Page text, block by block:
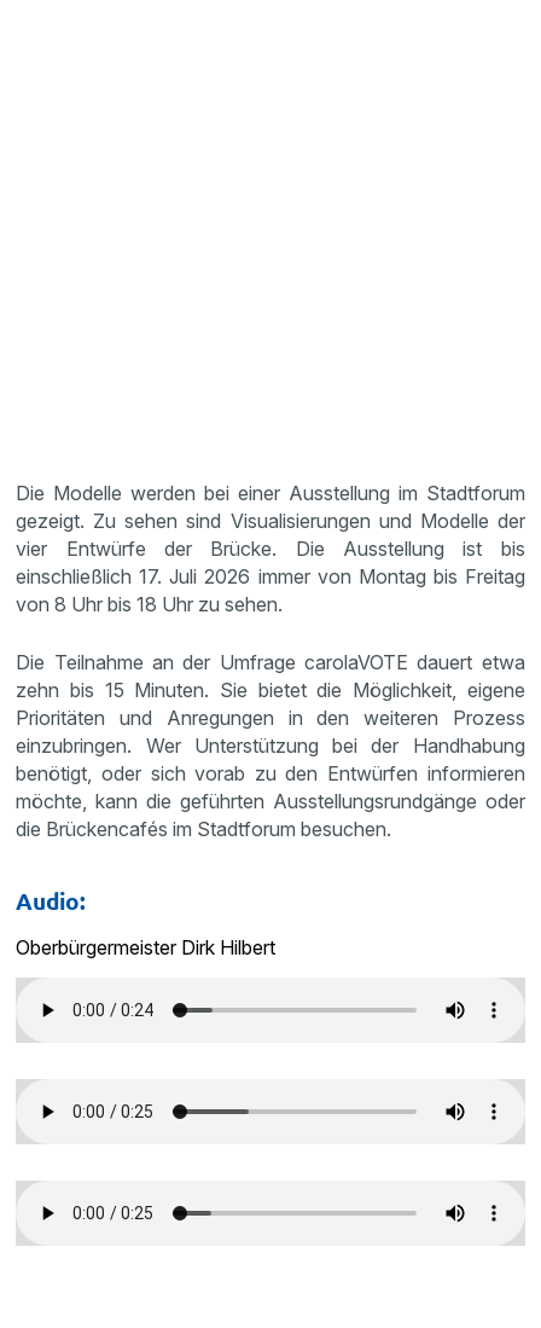
Die Modelle werden bei einer Ausstellung im Stadtforum
gezeigt. Zu sehen sind Visualisierungen und Modelle der
vier Entwürfe der Brücke. Die Ausstellung ist bis
einschließlich 17. Juli 2026 immer von Montag bis Freitag
von 8 Uhr bis 18 Uhr zu sehen.
Die Teilnahme an der Umfrage carolaVOTE dauert etwa
zehn bis 15 Minuten. Sie bietet die Möglichkeit, eigene
Prioritäten und Anregungen in den weiteren Prozess
einzubringen. Wer Unterstützung bei der Handhabung
benötigt, oder sich vorab zu den Entwürfen informieren
möchte, kann die geführten Ausstellungsrundgänge oder
die Brückencafés im Stadtforum besuchen.
Audio:
Oberbürgermeister Dirk Hilbert